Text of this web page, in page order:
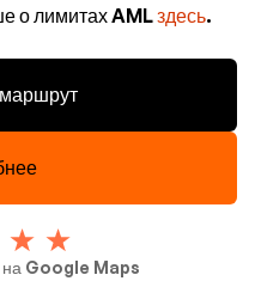
о лимитах AMLздесь.
на Google Maps